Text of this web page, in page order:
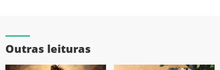
Outras leituras